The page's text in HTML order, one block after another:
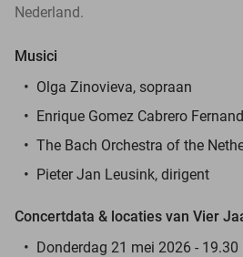
Nederland.
Musici
Olga Zinovieva, sopraan
Enrique Gomez Cabrero
The Bach Orchestra of the
Pieter Jan Leusink, dirigent
Concertdata & locaties van Vier
Donderdag 21 mei 2026 - 19.30